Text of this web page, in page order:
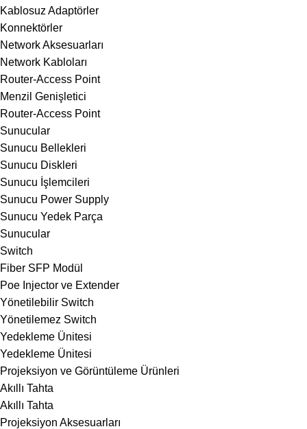
Kablosuz Adaptörler
Konnektörler
Network Aksesuarları
Network Kabloları
Router-Access Point
Menzil Genişletici
Router-Access Point
Sunucular
Sunucu Bellekleri
Sunucu Diskleri
Sunucu İşlemcileri
Sunucu Power Supply
Sunucu Yedek Parça
Sunucular
Switch
Fiber SFP Modül
Poe Injector ve Extender
Yönetilebilir Switch
Yönetilemez Switch
Yedekleme Ünitesi
Yedekleme Ünitesi
Projeksiyon ve Görüntüleme Ürünleri
Akıllı Tahta
Akıllı Tahta
Projeksiyon Aksesuarları